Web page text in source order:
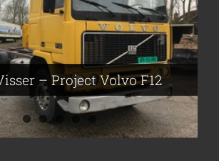
– Project Volvo F12
Flikkema – Spijk
– Project Volvo F88
der Kooi – Projekt Scania
– Project Bedford